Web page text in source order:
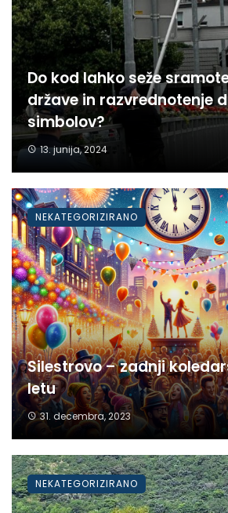
Do kod lahko seže
države in razvrednotenje
simbolov?
13. junija, 2024
Silestrovo – zadnji
letu
31. decembra, 2023
NEKATEGORIZIRANO
NEKATEGORIZIRANO